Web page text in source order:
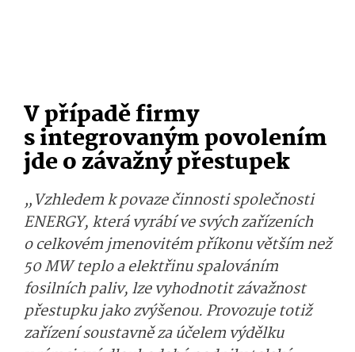
V případě firmy
s integrovaným povolením
jde o závažný přestupek
„Vzhledem k povaze činnosti společnosti
ENERGY, která vyrábí ve svých zařízeních
o celkovém jmenovitém příkonu větším než
50 MW teplo a elektřinu spalováním
fosilních paliv, lze vyhodnotit závažnost
přestupku jako zvýšenou. Provozuje totiž
zařízení soustavně za účelem výdělku